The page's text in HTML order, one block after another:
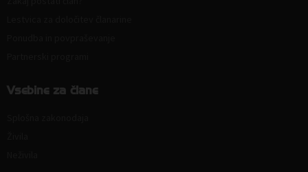
Vsebine za člane